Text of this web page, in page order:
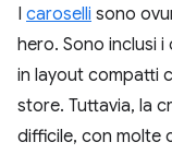
I caroselli sono
hero. Sono inclusi
in layout compatti
store. Tuttavia, la
difficile, con molte